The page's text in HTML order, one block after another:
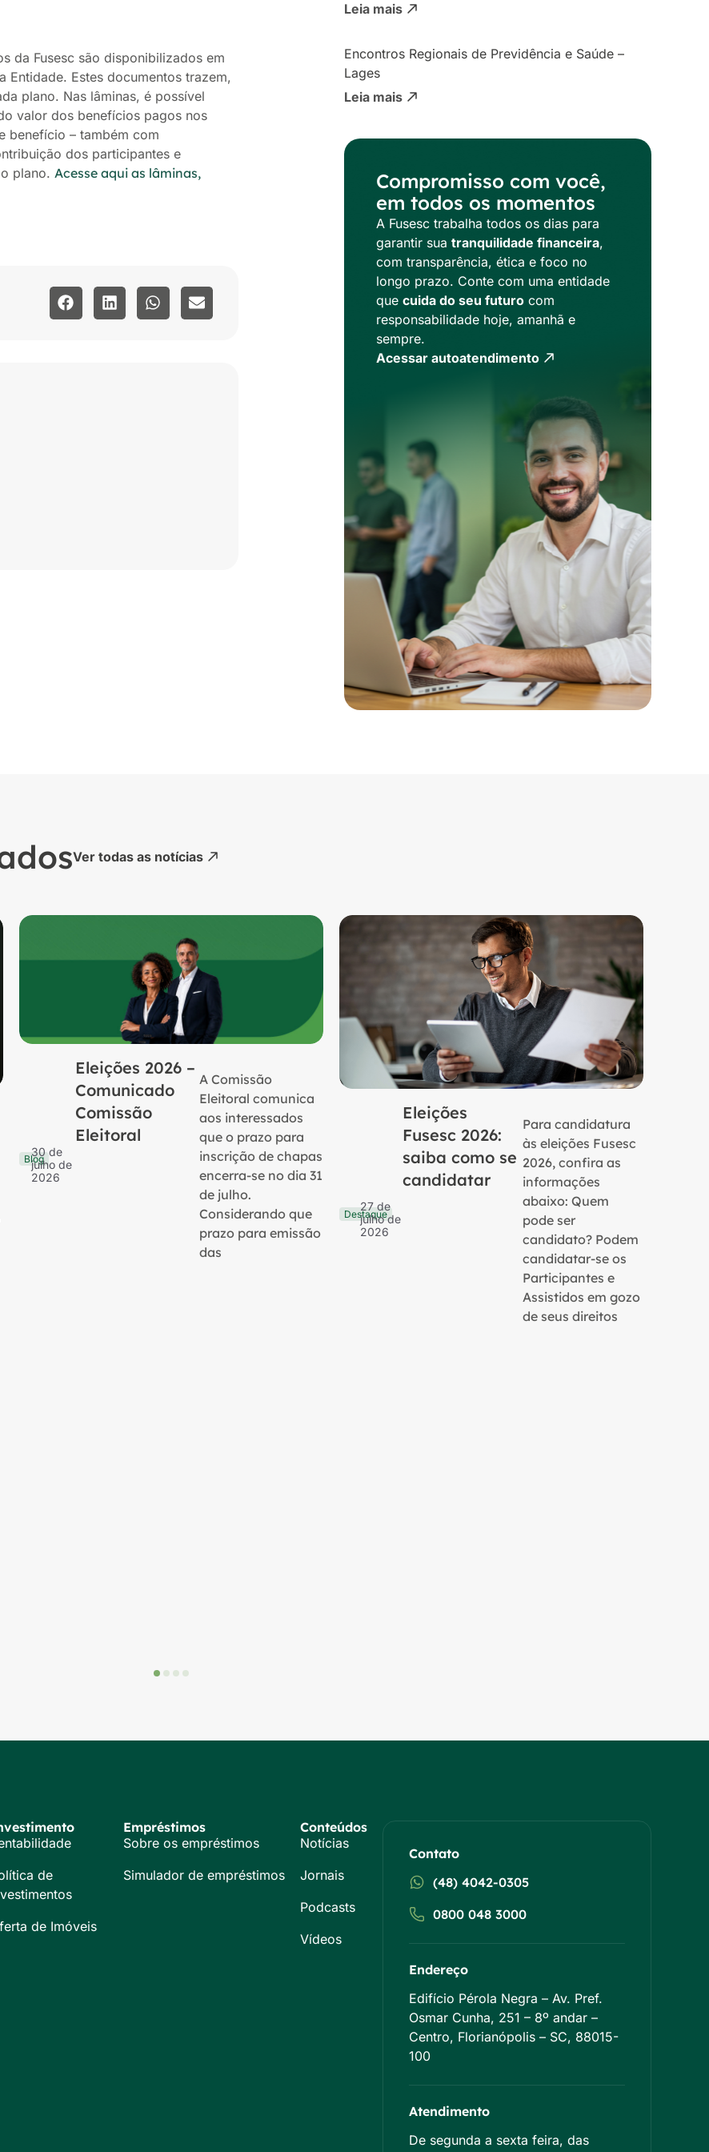
da Fusesc são disponibilizados em
Entidade. Estes documentos trazem,
plano. Nas lâminas, é possível
valor dos benefícios pagos nos
benefício – também com
dos participantes e
plano. Acesse aqui as lâminas,
Leia mais
Encontros Regionais de Previdência e Saúde –
Lages
Leia mais
Compromisso com você,
em todos os momentos
A Fusesc trabalha todos os dias para
garantir sua tranquilidade financeira,
com transparência, ética e foco no
longo prazo. Conte com uma entidade
que cuida do seu futuro com
responsabilidade hoje, amanhã e
sempre.
Acessar autoatendimento
Ver todas as notícias
Blog
30 de
julho de
2026
Eleições 2026 –
Comunicado
Comissão
Eleitoral
A Comissão
Eleitoral comunica
aos interessados
que o prazo para
inscrição de chapas
encerra-se no dia 31
de julho.
Considerando que
prazo para emissão
das
Destaque
27 de
julho de
2026
Eleições
Fusesc 2026:
saiba como se
candidatar
Para candidatura
às eleições Fusesc
2026, confira as
informações
abaixo: Quem
pode ser
candidato? Podem
candidatar-se os
Participantes e
Assistidos em gozo
de seus direitos
de
de Imóveis
Empréstimos
Sobre os empréstimos
Simulador de empréstimos
Conteúdos
Notícias
Jornais
Podcasts
Vídeos
Contato
(48) 4042-0305
0800 048 3000
Endereço
Edifício Pérola Negra – Av. Pref.
Osmar Cunha, 251 – 8º andar –
Centro, Florianópolis – SC, 88015-
100
Atendimento
De segunda a sexta feira, das